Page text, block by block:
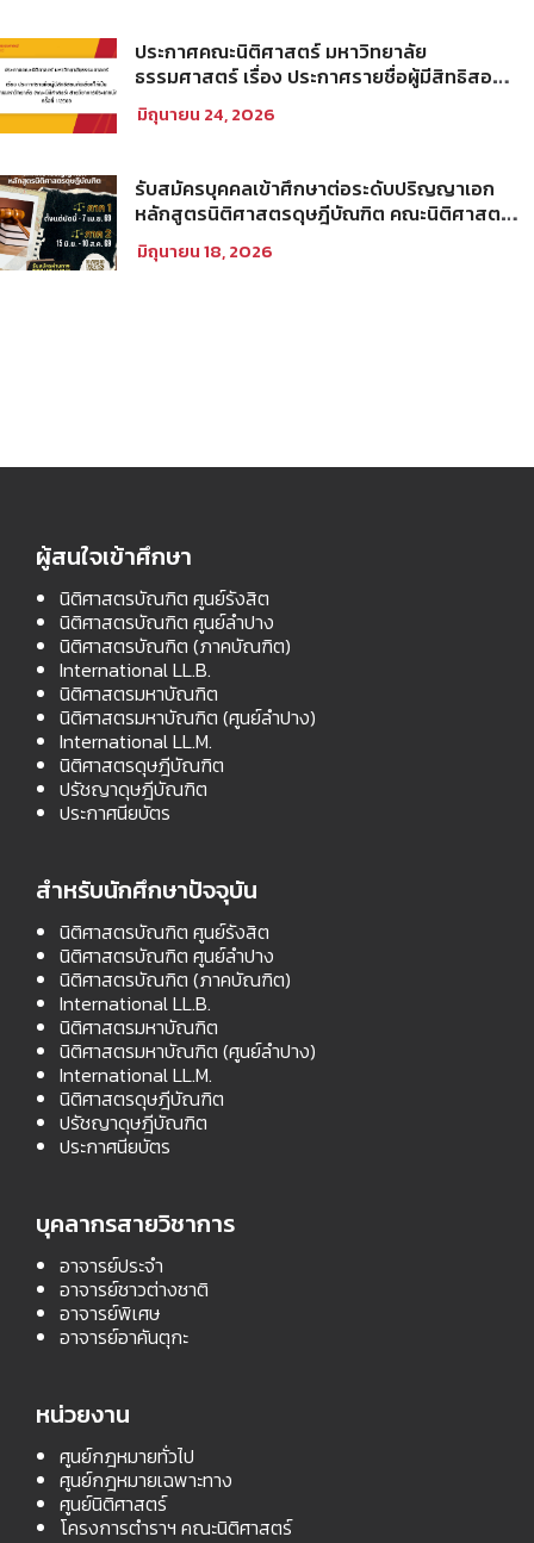
ประกาศคณะนิติศาสตร์ มหาวิทยาลัย
ธรรมศาสตร์ เรื่อง ประกาศรายชื่อผู้มีสิทธิสอบ
คัดเลือกให้เป็นพนักงานมหาวิทยาลัย (คณะ
นิติศาสตร์) สายวิชาการประเภทนักวิจัย ครั้งที่
มิถุนายน 24, 2026
รับสมัครบุคคลเข้าศึกษาต่อระดับปริญญาเอก
หลักสูตรนิติศาสตรดุษฎีบัณฑิต คณะนิติศาสตร์
มหาวิทยาลัยธรรมศาสตร์ ประจำภาคการศึกษา
ที่ 2 ปีการศึกษา 2569
มิถุนายน 18, 2026
ผู้สนใจเข้าศึกษา
นิติศาสตรบัณฑิต ศูนย์รังสิต
นิติศาสตรบัณฑิต ศูนย์ลำปาง
นิติศาสตรบัณฑิต (ภาคบัณฑิต)
International LL.B.
นิติศาสตรมหาบัณฑิต
นิติศาสตรมหาบัณฑิต (ศูนย์ลำปาง)
International LL.M.
นิติศาสตรดุษฎีบัณฑิต
ปรัชญาดุษฎีบัณฑิต
ประกาศนียบัตร
สำหรับนักศึกษาปัจจุบัน
นิติศาสตรบัณฑิต ศูนย์รังสิต
นิติศาสตรบัณฑิต ศูนย์ลำปาง
นิติศาสตรบัณฑิต (ภาคบัณฑิต)
International LL.B.
นิติศาสตรมหาบัณฑิต
นิติศาสตรมหาบัณฑิต (ศูนย์ลำปาง)
International LL.M.
นิติศาสตรดุษฎีบัณฑิต
ปรัชญาดุษฎีบัณฑิต
ประกาศนียบัตร
บุคลากรสายวิชาการ
อาจารย์ประจำ
อาจารย์ชาวต่างชาติ
อาจารย์พิเศษ
อาจารย์อาคันตุกะ
หน่วยงาน
ศูนย์กฎหมายทั่วไป
ศูนย์กฎหมายเฉพาะทาง
ศูนย์นิติศาสตร์
โครงการตำราฯ คณะนิติศาสตร์